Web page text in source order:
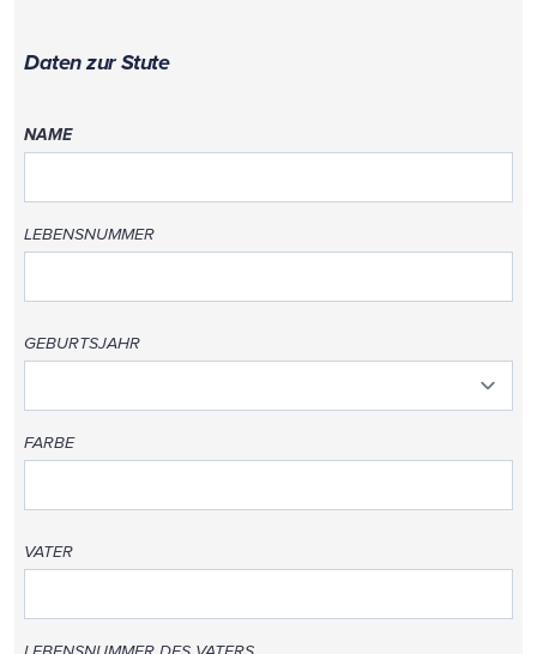
Daten zur Stute
NAME
LEBENSNUMMER
GEBURTSJAHR
FARBE
VATER